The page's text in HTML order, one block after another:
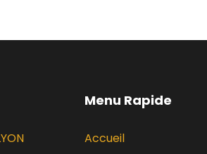
Menu Rapide
Accueil